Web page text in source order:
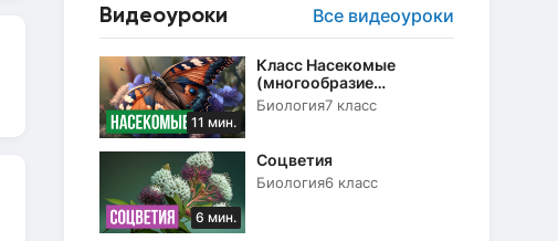
Видеоуроки Все видеоуроки
11 мин.
Класс Насекомые
(многообразие
насекомых, их роль в
Биология7 класс
6 мин.
Соцветия
Биология6 класс